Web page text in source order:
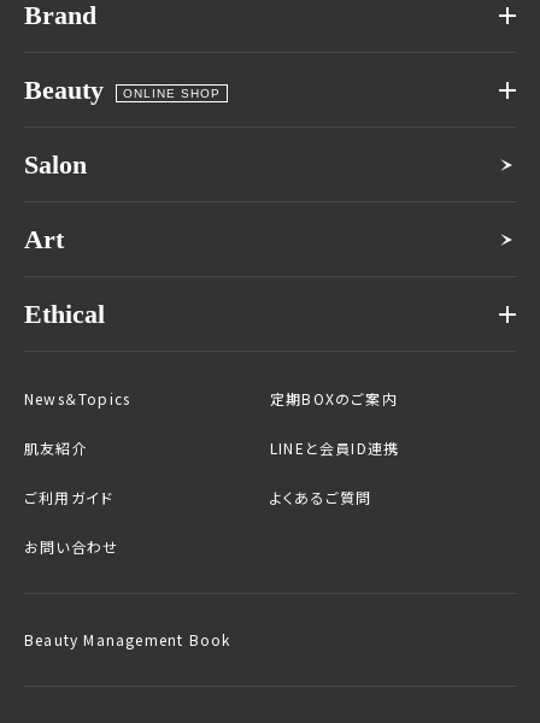
Brand
Beauty ONLINE SHOP
Salon
Art
Ethical
News＆Topics 定期BOXのご案内
肌友紹介 LINEと会員ID連携
ご利用ガイド よくあるご質問
お問い合わせ
Beauty Management Book